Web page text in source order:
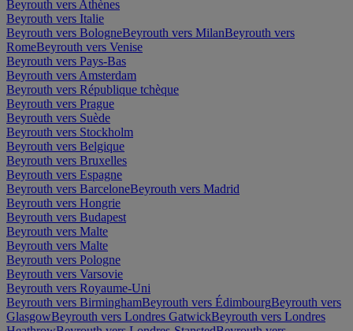
Beyrouth vers Athènes
Beyrouth vers Italie
Beyrouth vers BologneBeyrouth vers MilanBeyrouth vers
RomeBeyrouth vers Venise
Beyrouth vers Pays-Bas
Beyrouth vers Amsterdam
Beyrouth vers République tchèque
Beyrouth vers Prague
Beyrouth vers Suède
Beyrouth vers Stockholm
Beyrouth vers Belgique
Beyrouth vers Bruxelles
Beyrouth vers Espagne
Beyrouth vers BarceloneBeyrouth vers Madrid
Beyrouth vers Hongrie
Beyrouth vers Budapest
Beyrouth vers Malte
Beyrouth vers Malte
Beyrouth vers Pologne
Beyrouth vers Varsovie
Beyrouth vers Royaume-Uni
Beyrouth vers BirminghamBeyrouth vers ÉdimbourgBeyrouth vers
GlasgowBeyrouth vers Londres GatwickBeyrouth vers Londres